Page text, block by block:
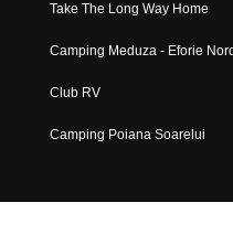
Take The Long Way Home
Camping Meduza - Eforie
Club RV
Camping Poiana Soarelui